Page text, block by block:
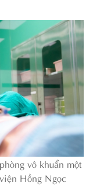
vô khuẩn một
Hồng Ngọc